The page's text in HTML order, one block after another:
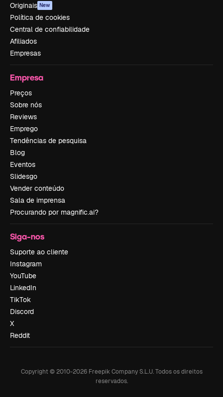
Originais New
Política de cookies
Central de confiabilidade
Afiliados
Empresas
Empresa
Preços
Sobre nós
Reviews
Emprego
Tendências de pesquisa
Blog
Eventos
Slidesgo
Vender conteúdo
Sala de imprensa
Procurando por magnific.ai?
Siga-nos
Suporte ao cliente
Instagram
YouTube
LinkedIn
TikTok
Discord
X
Reddit
Copyright © 2010-2026Freepik Company S.L.U. Todos os direitos
reservados.